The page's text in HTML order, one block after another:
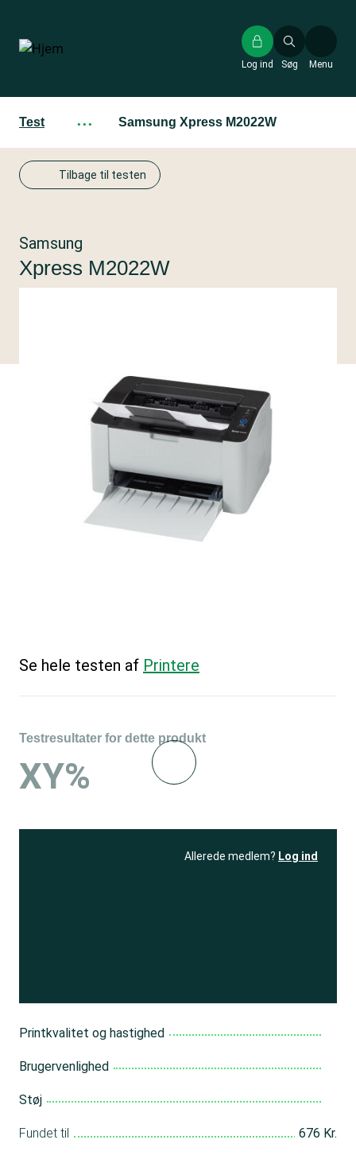
hovedindhold
Søg
Log ind Menu
Test ··· Samsung Xpress M2022W
Tilbage til testen
Samsung
Xpress M2022W
Se hele testen af Printere
Testresultater for dette produkt
XY%
Allerede medlem? Log ind
Printkvalitet og hastighed
Brugervenlighed
Støj
Fundet til 676 Kr.